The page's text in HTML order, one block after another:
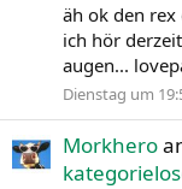
äh ok den
ich hör
augen...
Dienstag um
Morkhero